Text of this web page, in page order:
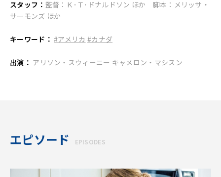
スタッフ： 監督：Ｋ･Ｔ･ドナルドソン ほか 脚本：メリッサ・
サーモンズ ほか
キーワード： #アメリカ #カナダ
出演： アリソン・スウィーニー キャメロン・マシスン
エピソード EPISODES